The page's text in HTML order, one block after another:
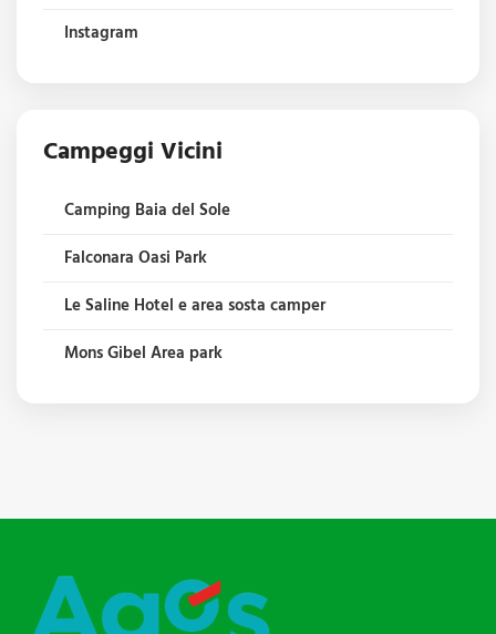
Instagram
Campeggi Vicini
Camping Baia del Sole
Falconara Oasi Park
Le Saline Hotel e area sosta camper
Mons Gibel Area park